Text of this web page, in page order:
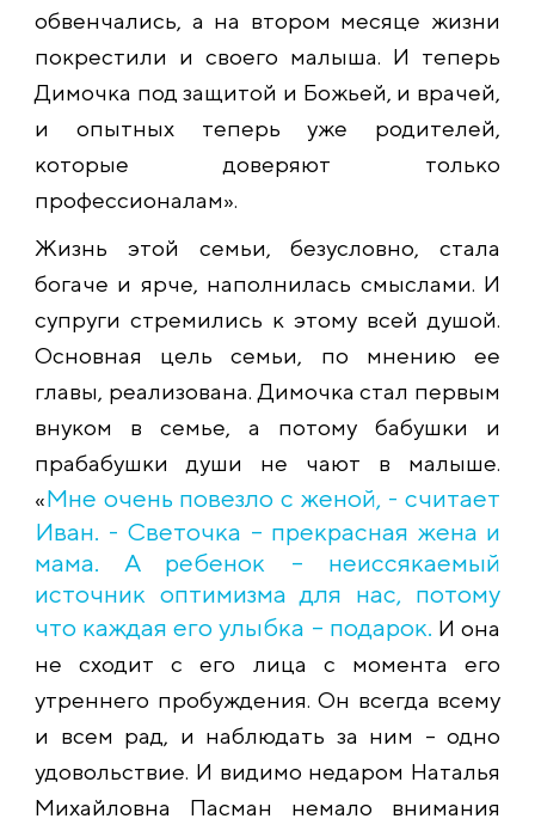
обвенчались, а на втором месяце жизни
покрестили и своего малыша. И теперь
Димочка под защитой и Божьей, и врачей,
и опытных теперь уже родителей,
которые доверяют только
профессионалам».
Жизнь этой семьи, безусловно, стала
богаче и ярче, наполнилась смыслами. И
супруги стремились к этому всей душой.
Основная цель семьи, по мнению ее
главы, реализована. Димочка стал первым
внуком в семье, а потому бабушки и
прабабушки души не чают в малыше.
«Мне очень повезло с женой, - считает
Иван. - Светочка – прекрасная жена и
мама. А ребенок – неиссякаемый
источник оптимизма для нас, потому
что каждая его улыбка – подарок. И она
не сходит с его лица с момента его
утреннего пробуждения. Он всегда всему
и всем рад, и наблюдать за ним – одно
удовольствие. И видимо недаром Наталья
Михайловна Пасман немало внимания